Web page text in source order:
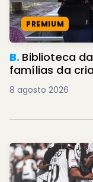
PREMIUM
B. Biblioteca
famílias da
8 agosto 2026